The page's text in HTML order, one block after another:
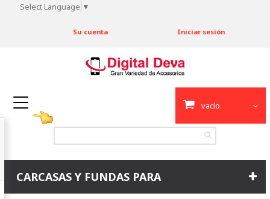
Select Language ▼
Iniciar sesión
Su cuenta
vacío
CARCASAS Y FUNDAS PARA